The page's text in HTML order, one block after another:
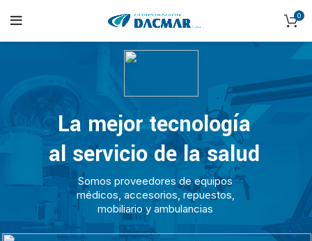
0
La mejor tecnología
al servicio de la salud
Somos proveedores de equipos
médicos, accesorios, repuestos,
mobiliario y ambulancias